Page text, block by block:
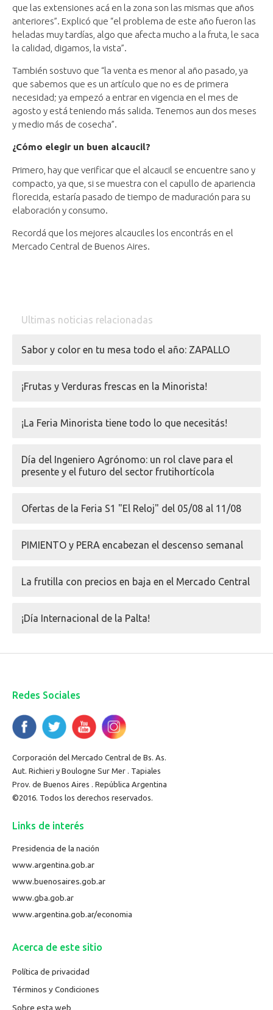
que las extensiones acá en la zona son las mismas que años
anteriores”. Explicó que “el problema de este año fueron las
heladas muy tardías, algo que afecta mucho a la fruta, le saca
la calidad, digamos, la vista”.
También sostuvo que “la venta es menor al año pasado, ya
que sabemos que es un artículo que no es de primera
necesidad; ya empezó a entrar en vigencia en el mes de
agosto y está teniendo más salida. Tenemos aun dos meses
y medio más de cosecha”.
¿Cómo elegir un buen alcaucil?
Primero, hay que verificar que el alcaucil se encuentre sano y
compacto, ya que, si se muestra con el capullo de apariencia
florecida, estaría pasado de tiempo de maduración para su
elaboración y consumo.
Recordá que los mejores alcauciles los encontrás en el
Mercado Central de Buenos Aires.
Ultimas noticias relacionadas
Sabor y color en tu mesa todo el año: ZAPALLO
¡Frutas y Verduras frescas en la Minorista!
¡La Feria Minorista tiene todo lo que necesitás!
Día del Ingeniero Agrónomo: un rol clave para el
presente y el futuro del sector frutihortícola
Ofertas de la Feria S1 "El Reloj" del 05/08 al 11/08
PIMIENTO y PERA encabezan el descenso semanal
La frutilla con precios en baja en el Mercado Central
¡Día Internacional de la Palta!
Redes Sociales
Corporación del Mercado Central de Bs. As.
Aut. Richieri y Boulogne Sur Mer . Tapiales
Prov. de Buenos Aires . República Argentina
©2016. Todos los derechos reservados.
Links de interés
Presidencia de la nación
www.argentina.gob.ar
www.buenosaires.gob.ar
www.gba.gob.ar
www.argentina.gob.ar/economia
Acerca de este sitio
Política de privacidad
Términos y Condiciones
Sobre esta web